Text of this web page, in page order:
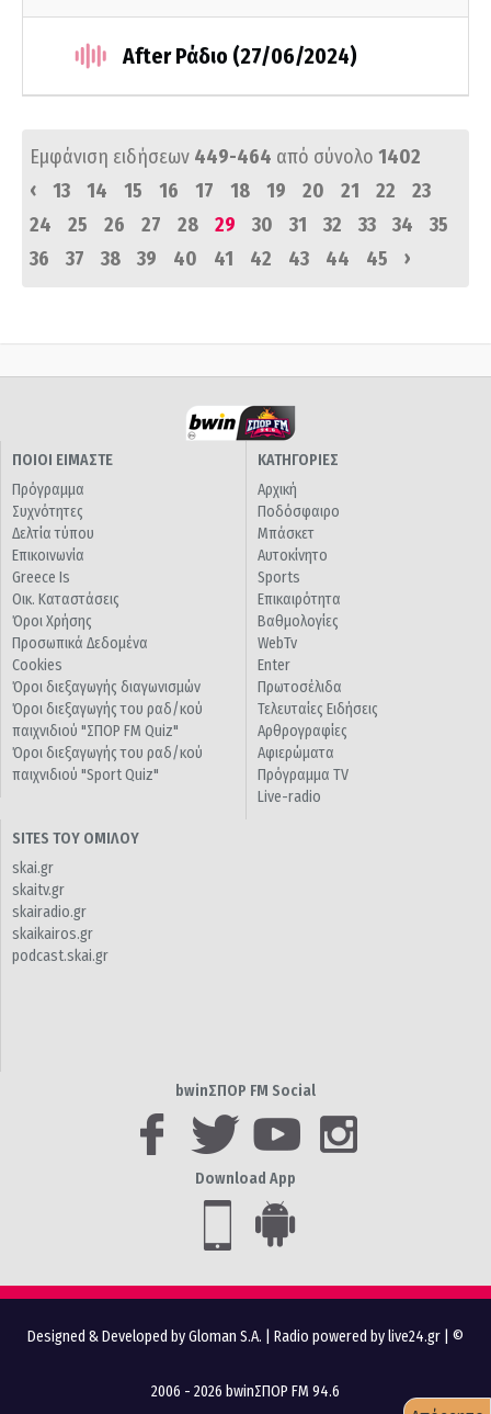
After Ράδιο (27/06/2024)
Εμφάνιση ειδήσεων 449-464 από σύνολο 1402
‹
13 14 15 16 17 18 19 20 21 22
23
24
25 26 27 28 29 30 31 32 33 34
35
36
37 38 39 40 41 42 43 44 45 ›
ΠΟΙΟΙ ΕΙΜΑΣΤΕ
Πρόγραμμα
Συχνότητες
Δελτία τύπου
Επικοινωνία
Greece Is
Οικ. Καταστάσεις
Όροι Χρήσης
Προσωπικά Δεδομένα
Cookies
Όροι διεξαγωγής διαγωνισμών
Όροι διεξαγωγής του ραδ/κού
παιχνιδιού "ΣΠΟΡ FM Quiz"
Όροι διεξαγωγής του ραδ/κού
παιχνιδιού "Sport Quiz"
ΚΑΤΗΓΟΡΙΕΣ
Αρχική
Ποδόσφαιρο
Μπάσκετ
Αυτοκίνητο
Sports
Επικαιρότητα
Βαθμολογίες
WebTv
Enter
Πρωτοσέλιδα
Τελευταίες Ειδήσεις
Αρθρογραφίες
Αφιερώματα
Πρόγραμμα TV
Live-radio
SITES ΤΟΥ ΟΜΙΛΟΥ
skai.gr
skaitv.gr
skairadio.gr
skaikairos.gr
podcast.skai.gr
bwinΣΠΟΡ FM Social
Download App
Designed & Developed by Gloman S.A. Radio powered by live24.gr | ©
2006 - 2026 bwinΣΠΟΡ FM 94.6